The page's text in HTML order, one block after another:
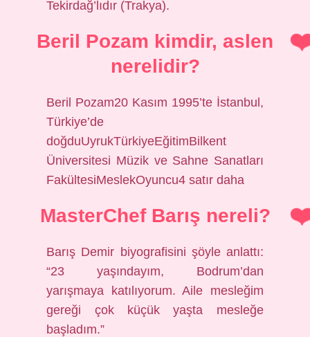
Tekirdağ’lıdır (Trakya).
Beril Pozam kimdir, aslen
nerelidir?
Beril Pozam20 Kasım 1995’te İstanbul,
Türkiye’de
doğduUyrukTürkiyeEğitimBilkent
Üniversitesi Müzik ve Sahne Sanatları
FakültesiMeslekOyuncu4 satır daha
MasterChef Barış nereli?
Barış Demir biyografisini şöyle anlattı:
“23 yaşındayım, Bodrum’dan
yarışmaya katılıyorum. Aile mesleğim
gereği çok küçük yaşta mesleğe
başladım.”